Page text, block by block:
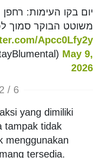
יום בקו העימות:
משוטט הבוקר סמוך
Apcc0Lfy2y
May 9,
2026
/ 6
yang dimiliki
tampak tidak
menggunakan
tersedia.